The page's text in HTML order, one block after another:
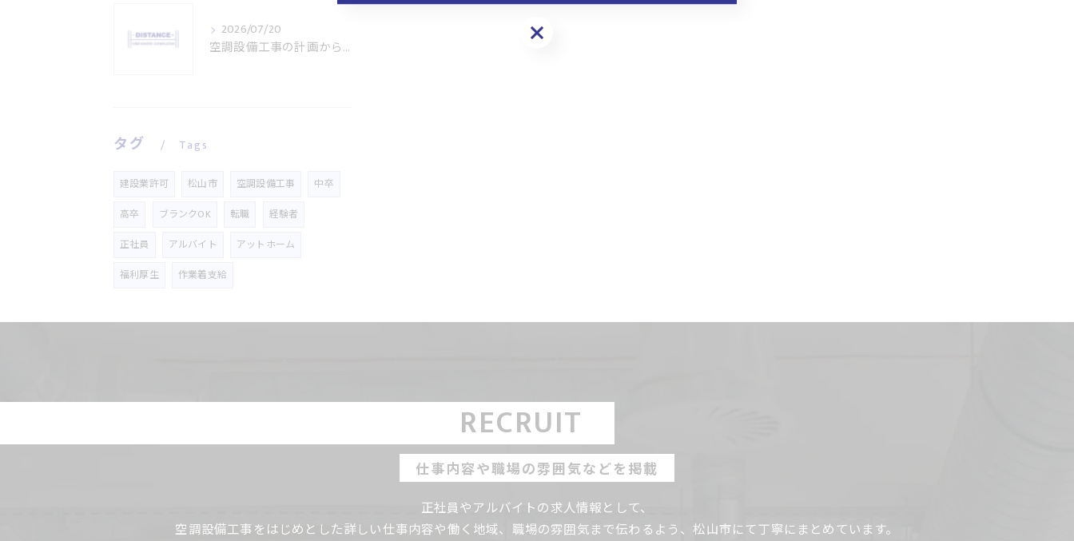
2026/07/20
空調設備工事の計画から成功へ導く効率的なプロセスと実践ポイント
タグ Tags
建設業許可 松山市 空調設備工事
中卒
高卒
ブランクOK 転職
経験者
正社員
アルバイト
アットホーム
福利厚生
作業着支給
仕事内容や職場の雰囲気などを掲載
RECRUIT
正社員やアルバイトの求人情報として、
空調設備工事をはじめとした詳しい仕事内容や働く地域、職場の雰囲気まで伝わるよう、松山市にて丁寧にまとめています。
ご応募はこちら